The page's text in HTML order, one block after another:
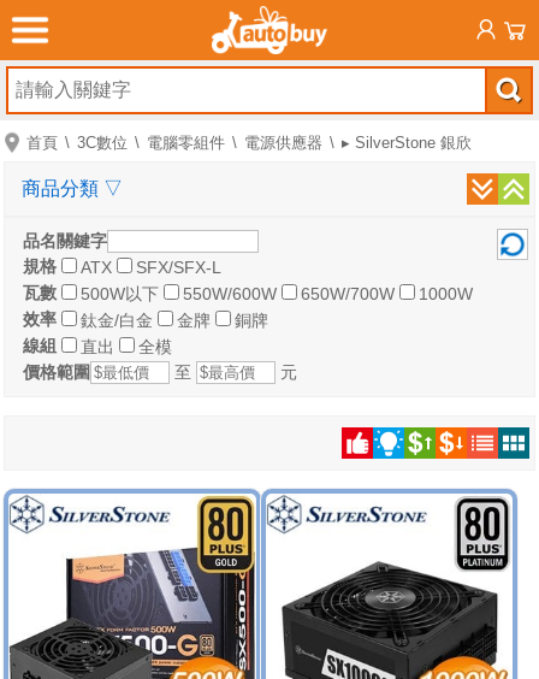
首頁 3C數位 電腦零組件 電源供應器 ▸ SilverStone 銀欣
品名關鍵字
規格
ATX
SFX/SFX-L
瓦數
500W以下 550W/600W 650W/700W
1000W
效率
鈦金/白金 金牌
銅牌
線組
直出
全模
價格範圍
至 元
商品分類 ▽